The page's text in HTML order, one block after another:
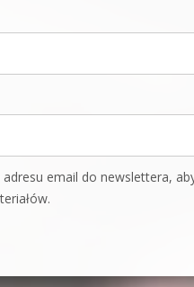
email do newslettera,